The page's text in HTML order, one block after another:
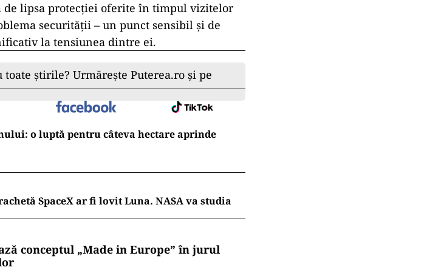
de lipsa protecției oferite în timpul vizitelor
securității – un punct sensibil și de
la tensiunea dintre ei.
știrile? Urmărește Puterea.ro și pe
o luptă pentru câteva hectare aprinde
SpaceX ar fi lovit Luna. NASA va studia
conceptul „Made in Europe” în jurul